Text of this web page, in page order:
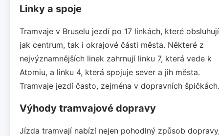
Linky a spoje
Tramvaje v Bruselu jezdí po 17 linkách, které obsluhují
jak centrum, tak i okrajové části města. Některé z
nejvýznamnějších linek zahrnují linku 7, která vede k
Atomiu, a linku 4, která spojuje sever a jih města.
Tramvaje jezdí často, zejména v dopravních špičkách.
Výhody tramvajové dopravy
Jízda tramvají nabízí nejen pohodlný způsob